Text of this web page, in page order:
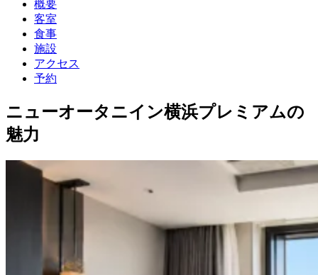
概要
客室
食事
施設
アクセス
予約
ニューオータニイン横浜プレミアムの
魅力